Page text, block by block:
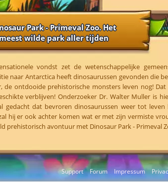
Support Forum Impressum
Park - Primeval Zoo. Het
wilde park aller tijden
vondst zet de wetenschappelijke
naar Antarctica heeft dinosaurussen gevonden die
de ontdooide prehistorische monsters leven nog!
verblijven! Onderzoeker Dr. Walter Muller is
gedacht dat bevroren dinosaurussen weer tot
hij er ook achter komen wat er met zijn vermiste
prehistorisch avontuur met Dinosaur Park - Primeval